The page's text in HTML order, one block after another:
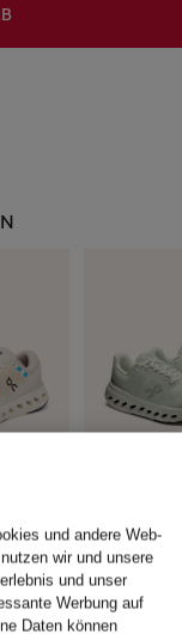
+Aktionsrabatt
On
Laufschuhe
und andere Web-
wir und unsere
und unser
Werbung auf
Daten können